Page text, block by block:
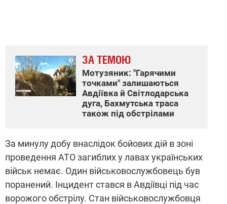
ЗА ТЕМОЮ
Мотузяник: "Гарячими
точками" залишаються
Авдіївка й Світлодарська
дуга, Бахмутська траса
також під обстрілами
За минулу добу внаслідок бойових дій в зоні
проведення АТО загиблих у лавах українських
військ немає. Один військовослужбовець був
поранений. Інцидент стався в Авдіївці під час
ворожого обстрілу. Стан військовослужбовця